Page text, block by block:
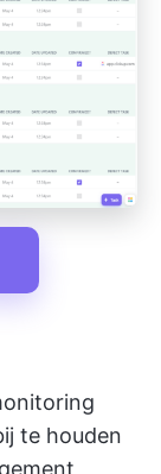
te houden